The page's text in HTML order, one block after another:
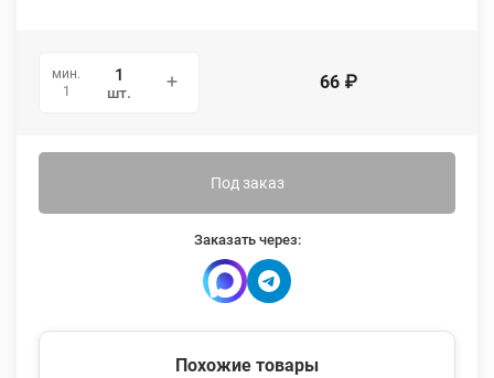
мин.
1
шт. 66 ₽
Под заказ
Заказать через:
Похожие товары